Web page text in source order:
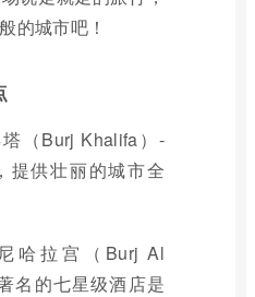
的城市吧！
（Burj Khalifa）-
提供壮丽的城市全
哈拉宫（Burj Al
名的七星级酒店是